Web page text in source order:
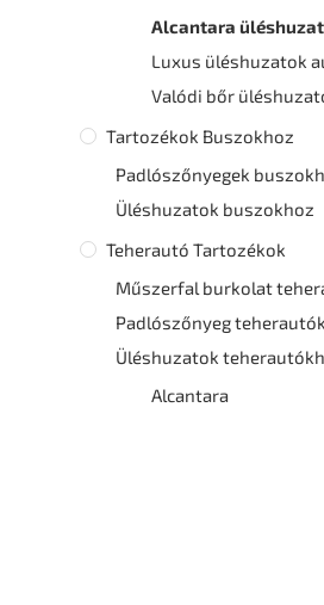
Alcantara
Luxus üléshuzatok
Valódi bőr
Tartozékok Buszokhoz
Padlószőnyegek
Üléshuzatok buszokhoz
Teherautó Tartozékok
Műszerfal burkolat
Padlószőnyeg
Üléshuzatok
Alcantara